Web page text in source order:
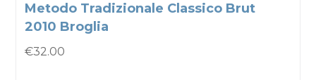
Metodo Tradizionale Classico Brut
2010 Broglia
€32.00